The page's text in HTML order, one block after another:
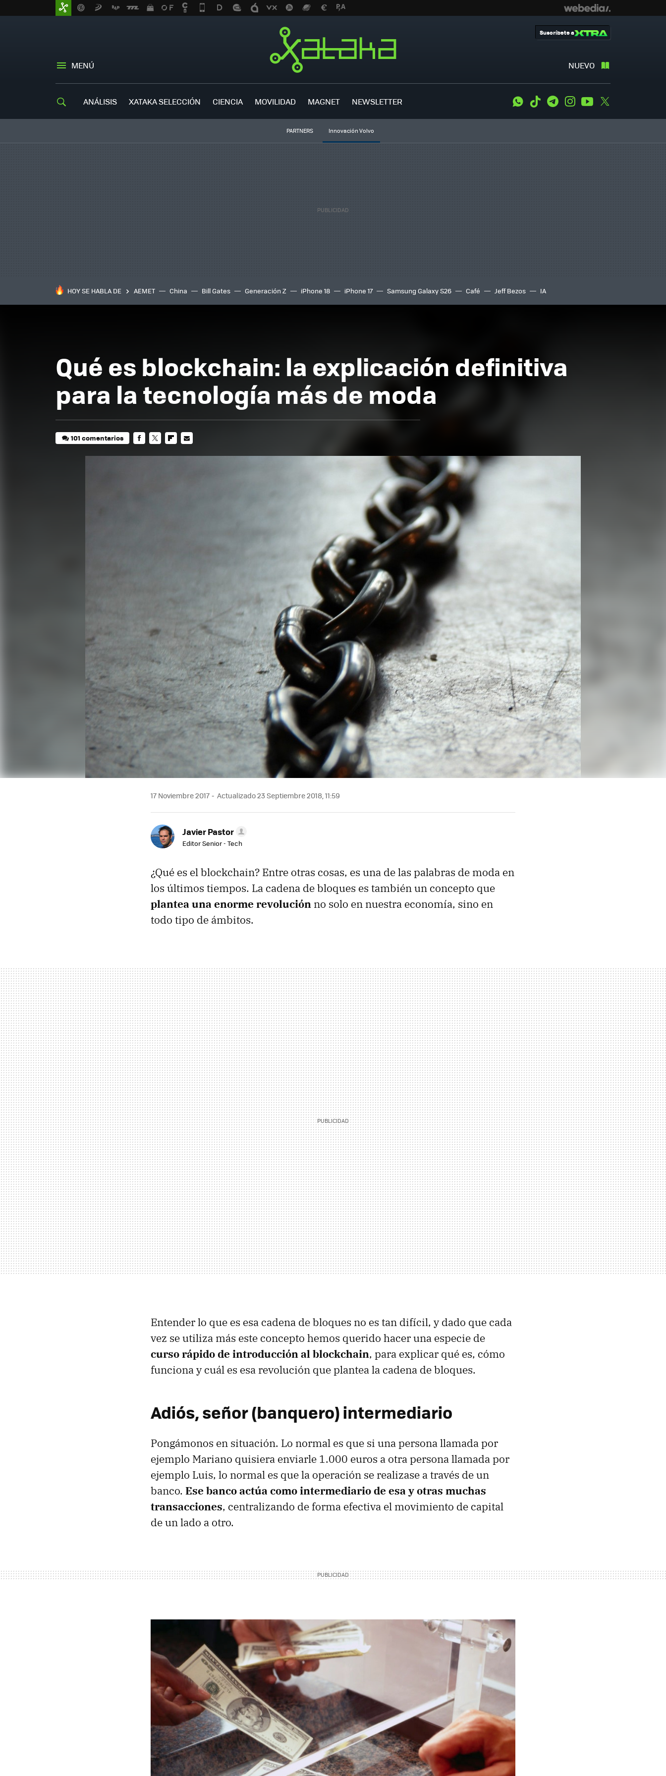
MENÚ NUEVO
Suscríbete a
ANÁLISIS XATAKA SELECCIÓN CIENCIA MOVILIDAD MAGNET NEWSLETTER WhatsApp
Tiktok TelegramInstagramYoutube
PARTNERS Innovación Volvo
HOY SE HABLA DE AEMET China Bill Gates Generación Z iPhone 18 iPhone 17 Samsung Galaxy S26 Café Jeff Bezos IA
Qué es blockchain: la explicación definitiva
para la tecnología más de moda
101 comentarios
17 Noviembre 2017 Actualizado 23 Septiembre 2018, 11:59
Javier Pastor
Editor Senior - Tech
¿Qué es el blockchain? Entre otras cosas, es una de las palabras de moda en
los últimos tiempos. La cadena de bloques es también un concepto que
plantea una enorme revolución no solo en nuestra economía, sino en
todo tipo de ámbitos.
Entender lo que es esa cadena de bloques no es tan difícil, y dado que cada
vez se utiliza más este concepto hemos querido hacer una especie de
curso rápido de introducción al blockchain, para explicar qué es, cómo
funciona y cuál es esa revolución que plantea la cadena de bloques.
Adiós, señor (banquero) intermediario
Pongámonos en situación. Lo normal es que si una persona llamada por
ejemplo Mariano quisiera enviarle 1.000 euros a otra persona llamada por
ejemplo Luis, lo normal es que la operación se realizase a través de un
banco. Ese banco actúa como intermediario de esa y otras muchas
transacciones, centralizando de forma efectiva el movimiento de capital
de un lado a otro.